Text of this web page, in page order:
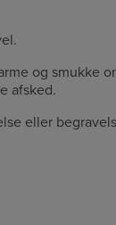
og smukke
afsked.
eller